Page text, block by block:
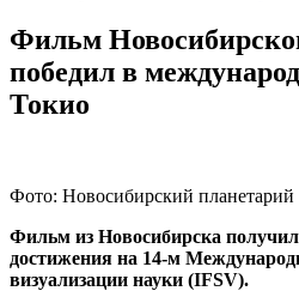
Фильм
победил в
Токио
Фото: Новосибирский планетарий
Фильм из Новосибирска
достижения на 14-м
визуализации науки (IFSV).